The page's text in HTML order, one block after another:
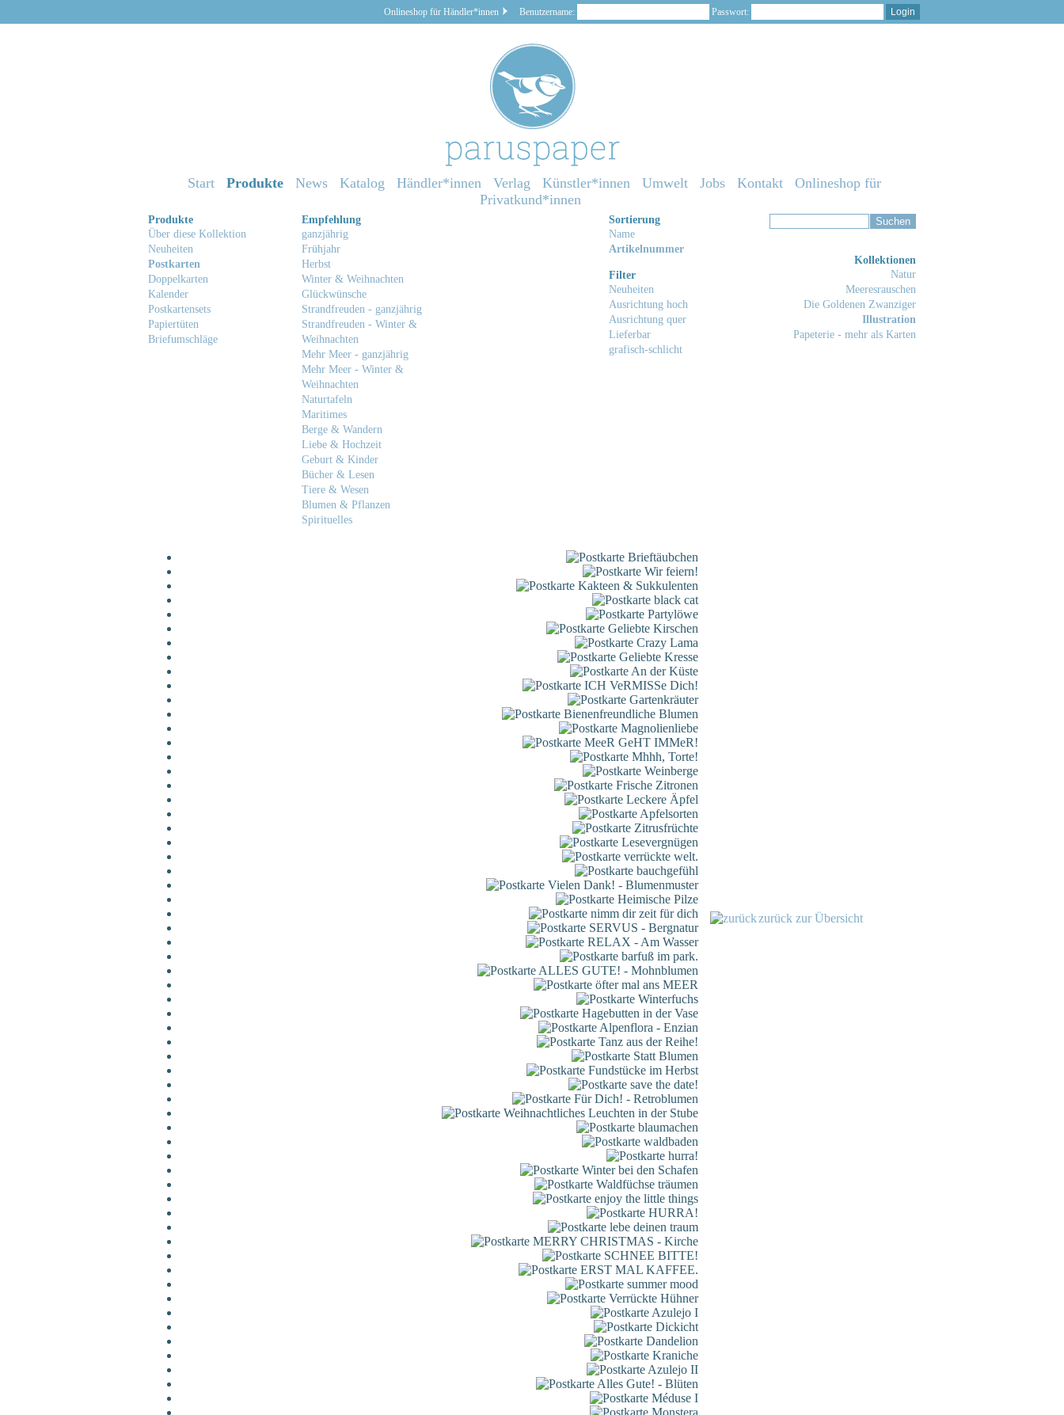
Onlineshop für Händler*innen Benutzername: Passwort:
Start Produkte News Katalog Händler*innen Verlag Künstler*innen Umwelt Jobs Kontakt
Onlineshop für
Privatkund*innen
Produkte
Über diese Kollektion
Neuheiten
Postkarten
Doppelkarten
Kalender
Postkartensets
Papiertüten
Briefumschläge
Empfehlung
ganzjährig
Frühjahr
Herbst
Winter & Weihnachten
Glückwünsche
Strandfreuden - ganzjährig
Strandfreuden - Winter &
Weihnachten
Mehr Meer - ganzjährig
Mehr Meer - Winter &
Weihnachten
Naturtafeln
Maritimes
Berge & Wandern
Liebe & Hochzeit
Geburt & Kinder
Bücher & Lesen
Tiere & Wesen
Blumen & Pflanzen
Spirituelles
Sortierung
Name
Artikelnummer
Filter
Neuheiten
Ausrichtung hoch
Ausrichtung quer
Lieferbar
grafisch-schlicht
Kollektionen
Natur
Meeresrauschen
Die Goldenen Zwanziger
Illustration
Papeterie - mehr als Karten
zurück zur Übersicht